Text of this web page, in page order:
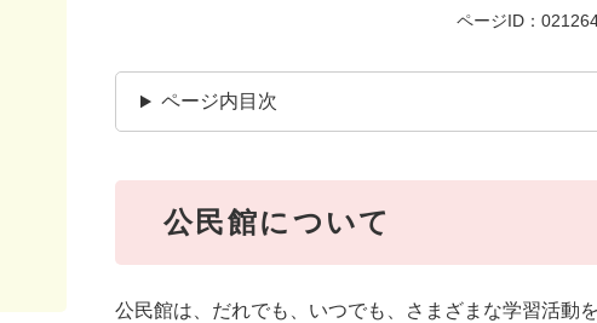
ページID：
ページ内目次
公民館について
公民館は、だれでも、いつでも、さまざまな学習活動